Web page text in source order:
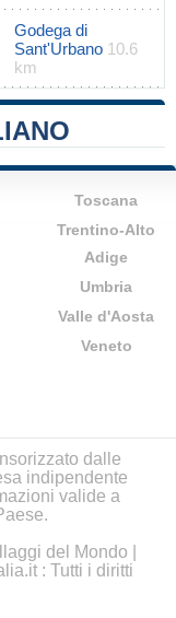
Godega di
Sant'Urbano 10.6
km
Toscana
Trentino-Alto
Adige
Umbria
Valle d'Aosta
Veneto
dalle
indipendente
valide a
del Mondo
: Tutti i diritti